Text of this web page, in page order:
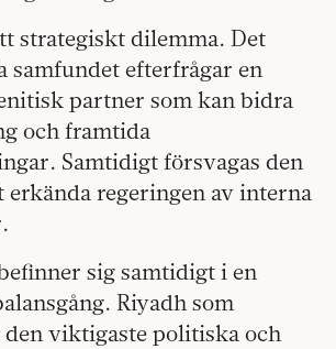
strategiskt dilemma. Det
samfundet efterfrågar en
partner som kan bidra
och framtida
Samtidigt försvagas den
regeringen av interna
sig samtidigt i en
Riyadh som
viktigaste politiska och